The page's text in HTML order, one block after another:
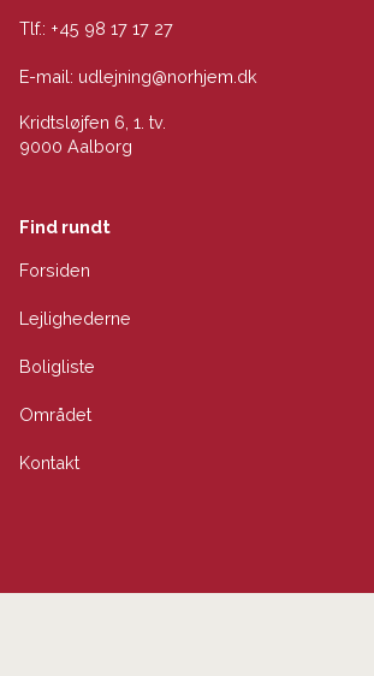
Tlf.: +45 98 17 17 27
E-mail: udlejning@norhjem.dk
Kridtsløjfen 6, 1. tv.
9000 Aalborg
Find rundt
Forsiden
Lejlighederne
Boligliste
Området
Kontakt